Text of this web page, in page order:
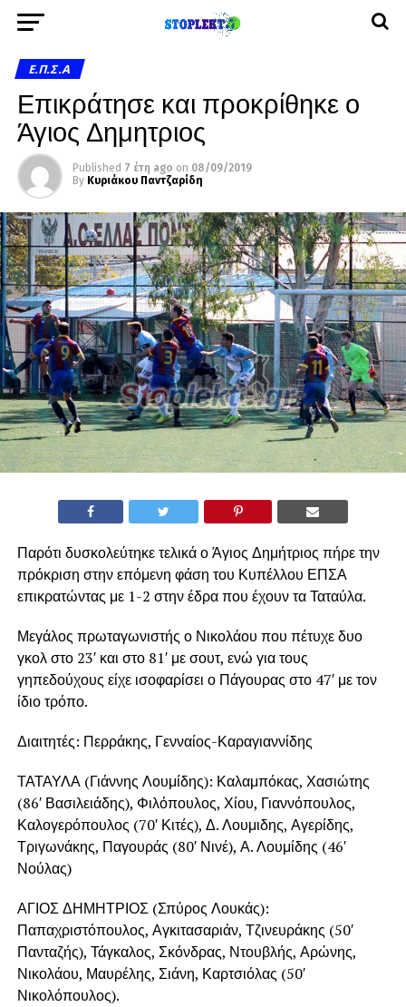
Ε.Π.Σ.Α
Επικράτησε και προκρίθηκε ο
Άγιος Δημητριος
Published 7 έτη ago on 08/09/2019
By Κυριάκου Παντζαρίδη
Παρότι δυσκολεύτηκε τελικά ο Άγιος Δημήτριος πήρε την
πρόκριση στην επόμενη φάση του Κυπέλλου ΕΠΣΑ
επικρατώντας με 1-2 στην έδρα που έχουν τα Ταταύλα.
Μεγάλος πρωταγωνιστής ο Νικολάου που πέτυχε δυο
γκολ στο 23′ και στο 81′ με σουτ, ενώ για τους
γηπεδούχους είχε ισοφαρίσει ο Πάγουρας στο 47′ με τον
ίδιο τρόπο.
Διαιτητές: Περράκης, Γενναίος-Καραγιαννίδης
ΤΑΤΑΥΛΑ (Γιάννης Λουμίδης): Καλαμπόκας, Χασιώτης
(86′ Βασιλειάδης), Φιλόπουλος, Χίου, Γιαννόπουλος,
Καλογερόπουλος (70′ Κιτές), Δ. Λουμιδης, Αγερίδης,
Τριγωνάκης, Παγουράς (80′ Νινέ), Α. Λουμίδης (46′
Νούλας)
ΑΓΙΟΣ ΔΗΜΗΤΡΙΟΣ (Σπύρος Λουκάς):
Παπαχριστόπουλος, Αγκιτασαριάν, Τζινευράκης (50′
Πανταζής), Τάγκαλος, Σκόνδρας, Ντουβλής, Αρώνης,
Νικολάου, Μαυρέλης, Σιάνη, Καρτσιόλας (50′
Νικολόπουλος).